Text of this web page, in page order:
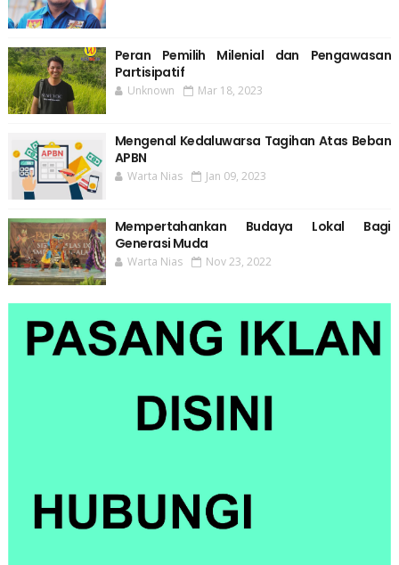
Peran Pemilih Milenial dan Pengawasan
Partisipatif
Unknown Mar 18, 2023
Mengenal Kedaluwarsa Tagihan Atas Beban
APBN
Warta Nias Jan 09, 2023
Mempertahankan Budaya Lokal Bagi
Generasi Muda
Warta Nias Nov 23, 2022